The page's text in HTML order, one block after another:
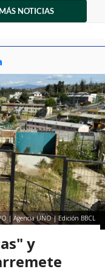
MÁS NOTICIAS
| Agencia UNO | Edición BBCL
y